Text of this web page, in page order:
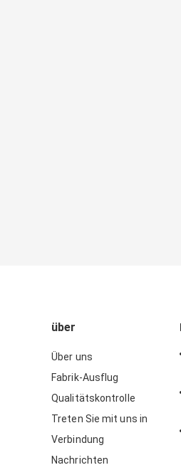
über
Über uns
Fabrik-Ausflug
Qualitätskontrolle
Treten Sie mit uns in
Verbindung
Nachrichten